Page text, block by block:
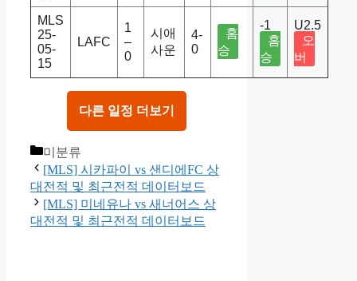
MLS
25-
05-
15
LAFC
1
–
0
시애
사운
4-
0
홈
승
-1
홈
승
U2.5
오
버
다른 일정 더보기
Categories
미분류
[MLS] 시카파이 vs 샌디에FC 상
대전적 및 최근전적 데이터보드
[MLS] 미네유나 vs 새너어스 상
대전적 및 최근전적 데이터보드